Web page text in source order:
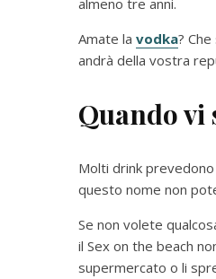
almeno tre anni.
Amate la vodka?
andrà della vostra
Quando vi
Molti drink
questo nome non
Se non volete
il Sex on the beach
supermercato o li